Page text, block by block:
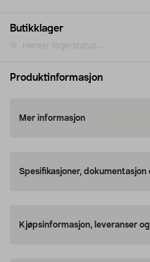
Butikklager
Henter lagerstatus...
Produktinformasjon
Mer informasjon
Spesifikasjoner,
Kjøpsinformasjon, leveranser